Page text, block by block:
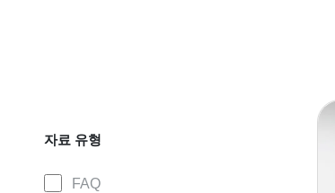
자료 유형
FAQ